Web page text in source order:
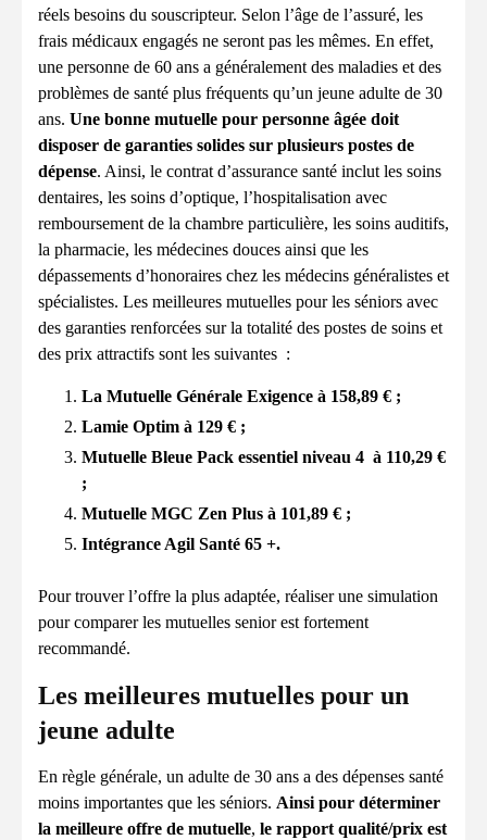
réels besoins du souscripteur. Selon l’âge de l’assuré, les
frais médicaux engagés ne seront pas les mêmes. En effet,
une personne de 60 ans a généralement des maladies et des
problèmes de santé plus fréquents qu’un jeune adulte de 30
ans. Une bonne mutuelle pour personne âgée doit
disposer de garanties solides sur plusieurs postes de
dépense. Ainsi, le contrat d’assurance santé inclut les soins
dentaires, les soins d’optique, l’hospitalisation avec
remboursement de la chambre particulière, les soins auditifs,
la pharmacie, les médecines douces ainsi que les
dépassements d’honoraires chez les médecins généralistes et
spécialistes. Les meilleures mutuelles pour les séniors avec
des garanties renforcées sur la totalité des postes de soins et
des prix attractifs sont les suivantes :
La Mutuelle Générale Exigence à 158,89 € ;
Lamie Optim à 129 € ;
Mutuelle Bleue Pack essentiel niveau 4 à 110,29 €
;
Mutuelle MGC Zen Plus à 101,89 € ;
Intégrance Agil Santé 65 +.
Pour trouver l’offre la plus adaptée, réaliser une simulation
pour comparer les mutuelles senior est fortement
recommandé.
Les meilleures mutuelles pour un
jeune adulte
En règle générale, un adulte de 30 ans a des dépenses santé
moins importantes que les séniors. Ainsi pour déterminer
la meilleure offre de mutuelle, le rapport qualité/prix est